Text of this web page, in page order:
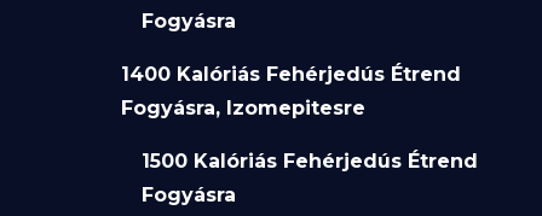
Fogyásra
1400 Kalóriás Fehérjedús Étrend
Fogyásra, Izomepitesre
1500 Kalóriás Fehérjedús Étrend
Fogyásra